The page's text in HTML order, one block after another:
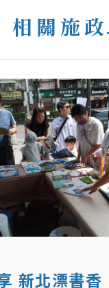
相關施政
新北漂書香